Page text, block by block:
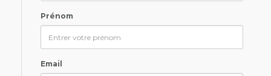
Prénom
Email